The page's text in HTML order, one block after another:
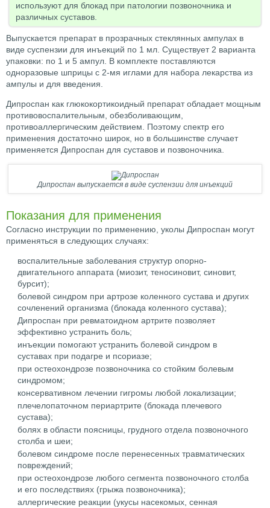
используют для блокад при патологии позвоночника и
различных суставов.
Выпускается препарат в прозрачных стеклянных ампулах в
виде суспензии для инъекций по 1 мл. Существует 2 варианта
упаковки: по 1 и 5 ампул. В комплекте поставляются
одноразовые шприцы с 2-мя иглами для набора лекарства из
ампулы и для введения.
Дипроспан как глюкокортикоидный препарат обладает мощным
противовоспалительным, обезболивающим,
противоаллергическим действием. Поэтому спектр его
применения достаточно широк, но в большинстве случает
применяется Дипроспан для суставов и позвоночника.
Дипроспан выпускается в виде суспензии для инъекций
Показания для применения
Согласно инструкции по применению, уколы Дипроспан могут
применяться в следующих случаях:
воспалительные заболевания структур опорно-
двигательного аппарата (миозит, теносиновит, синовит,
бурсит);
болевой синдром при артрозе коленного сустава и других
сочленений организма (блокада коленного сустава);
Дипроспан при ревматоидном артрите позволяет
эффективно устранить боль;
инъекции помогают устранить болевой синдром в
суставах при подагре и псориазе;
при остеохондрозе позвоночника со стойким болевым
синдромом;
консервативном лечении гигромы любой локализации;
плечелопаточном периартрите (блокада плечевого
сустава);
болях в области поясницы, грудного отдела позвоночного
столба и шеи;
болевом синдроме после перенесенных травматических
повреждений;
при остеохондрозе любого сегмента позвоночного столба
и его последствиях (грыжа позвоночника);
аллергические реакции (укусы насекомых, сенная